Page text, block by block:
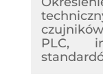
PLC,